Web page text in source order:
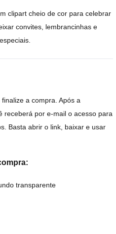
clipart cheio de cor para celebrar
convites, lembrancinhas e
a compra. Após a
receberá por e-mail o acesso para
Basta abrir o link, baixar e usar
transparente